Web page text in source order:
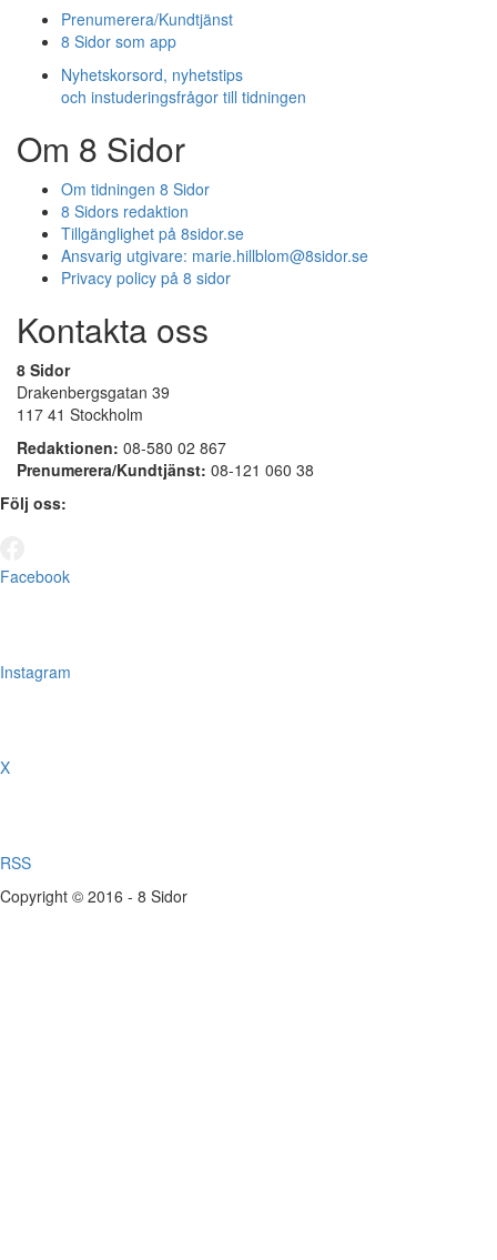
Prenumerera/Kundtjänst
8 Sidor som app
Nyhetskorsord, nyhetstips
och instuderingsfrågor till tidningen
Om 8 Sidor
Om tidningen 8 Sidor
8 Sidors redaktion
Tillgänglighet på 8sidor.se
Ansvarig utgivare: marie.hillblom@8sidor.se
Privacy policy på 8 sidor
Kontakta oss
8 Sidor
Drakenbergsgatan 39
117 41 Stockholm
Redaktionen: 08-580 02 867
Prenumerera/Kundtjänst: 08-121 060 38
Följ oss:
Facebook
Instagram
X
RSS
Copyright © 2016 - 8 Sidor